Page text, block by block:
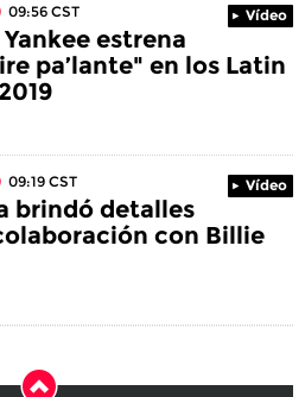
09:56 CST Vídeo
estrena
pa’lante" en los Latin
09:19 CST Vídeo
brindó detalles
con Billie